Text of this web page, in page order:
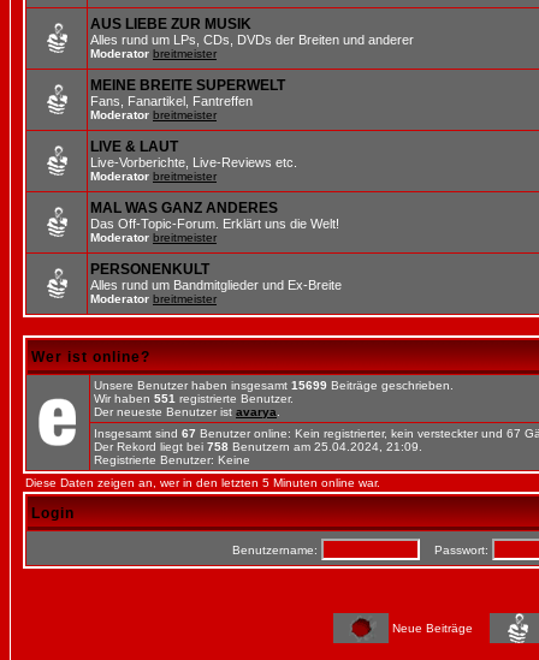
AUS LIEBE ZUR MUSIK
Alles rund um LPs, CDs, DVDs der Breiten und anderer
Moderator breitmeister
MEINE BREITE SUPERWELT
Fans, Fanartikel, Fantreffen
Moderator breitmeister
LIVE & LAUT
Live-Vorberichte, Live-Reviews etc.
Moderator breitmeister
MAL WAS GANZ ANDERES
Das Off-Topic-Forum. Erklärt uns die Welt!
Moderator breitmeister
PERSONENKULT
Alles rund um Bandmitglieder und Ex-Breite
Moderator breitmeister
Wer ist online?
Unsere Benutzer haben insgesamt 15699 Beiträge geschrieben.
Wir haben 551 registrierte Benutzer.
Der neueste Benutzer ist avarya
Insgesamt sind 67 Benutzer online: Kein registrierter, kein versteckter und 67
Der Rekord liegt bei 758 Benutzern am 25.04.2024, 21:09.
Registrierte Benutzer: Keine
Diese Daten zeigen an, wer in den letzten 5 Minuten online war.
Login
Benutzername: Passwort:
Neue Beiträge